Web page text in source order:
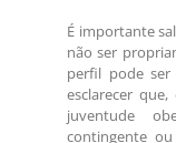
É importante
não ser
perfil pode
esclarecer
juventude
contingente ou